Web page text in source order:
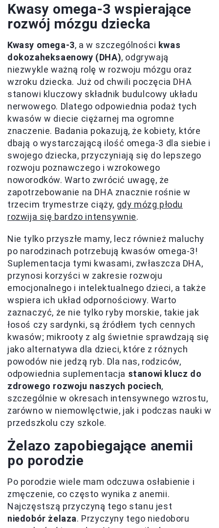
Kwasy omega-3 wspierające
rozwój mózgu dziecka
Kwasy omega-3, a w szczególności kwas
dokozaheksaenowy (DHA), odgrywają
niezwykle ważną rolę w rozwoju mózgu oraz
wzroku dziecka. Już od chwili poczęcia DHA
stanowi kluczowy składnik budulcowy układu
nerwowego. Dlatego odpowiednia podaż tych
kwasów w diecie ciężarnej ma ogromne
znaczenie. Badania pokazują, że kobiety, które
dbają o wystarczającą ilość omega-3 dla siebie i
swojego dziecka, przyczyniają się do lepszego
rozwoju poznawczego i wzrokowego
noworodków. Warto zwrócić uwagę, że
zapotrzebowanie na DHA znacznie rośnie w
trzecim trymestrze ciąży, gdy mózg płodu
rozwija się bardzo intensywnie.
Nie tylko przyszłe mamy, lecz również maluchy
po narodzinach potrzebują kwasów omega-3!
Suplementacja tymi kwasami, zwłaszcza DHA,
przynosi korzyści w zakresie rozwoju
emocjonalnego i intelektualnego dzieci, a także
wspiera ich układ odpornościowy. Warto
zaznaczyć, że nie tylko ryby morskie, takie jak
łosoś czy sardynki, są źródłem tych cennych
kwasów; mikrooty z alg świetnie sprawdzają się
jako alternatywa dla dzieci, które z różnych
powodów nie jedzą ryb. Dla nas, rodziców,
odpowiednia suplementacja stanowi klucz do
zdrowego rozwoju naszych pociech,
szczególnie w okresach intensywnego wzrostu,
zarówno w niemowlęctwie, jak i podczas nauki w
przedszkolu czy szkole.
Żelazo zapobiegające anemii
po porodzie
Po porodzie wiele mam odczuwa osłabienie i
zmęczenie, co często wynika z anemii.
Najczęstszą przyczyną tego stanu jest
niedobór żelaza. Przyczyny tego niedoboru